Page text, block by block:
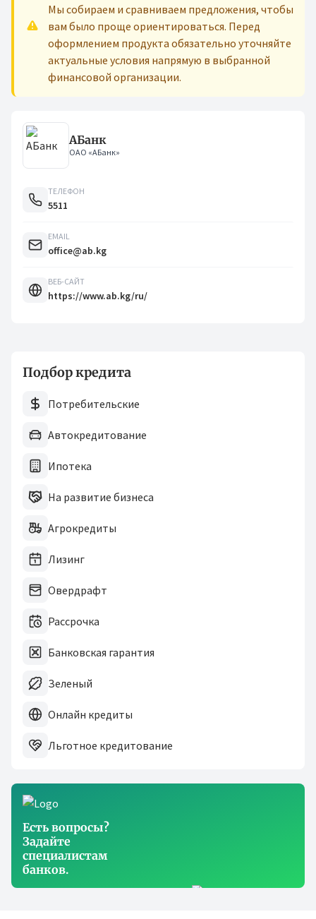
Мы собираем и сравниваем предложения, чтобы
вам было проще ориентироваться. Перед
оформлением продукта обязательно уточняйте
актуальные условия напрямую в выбранной
финансовой организации.
АБанк
ОАО «АБанк»
ТЕЛЕФОН
5511
EMAIL
office@ab.kg
ВЕБ-САЙТ
https://www.ab.kg/ru/
Подбор кредита
Потребительские
Автокредитование
Ипотека
На развитие бизнеса
Агрокредиты
Лизинг
Овердрафт
Рассрочка
Банковская гарантия
Зеленый
Онлайн кредиты
Льготное кредитование
Есть вопросы?
Задайте
специалистам
банков.